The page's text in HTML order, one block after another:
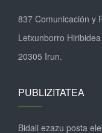
837 Comunicación y
Letxunborro
20305 Irun.
PUBLIZITATEA
Bidali ezazu posta